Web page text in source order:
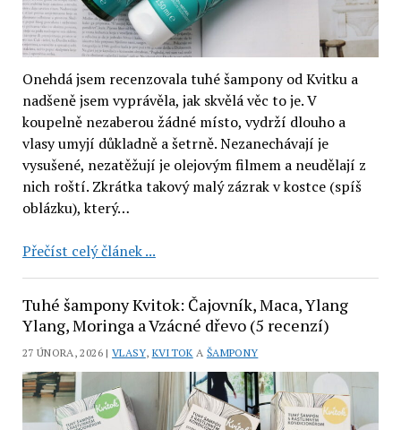
Onehdá jsem recenzovala tuhé šampony od Kvitku a
nadšeně jsem vyprávěla, jak skvělá věc to je. V
koupelně nezaberou žádné místo, vydrží dlouho a
vlasy umyjí důkladně a šetrně. Nezanechávají je
vysušené, nezatěžují je olejovým filmem a neudělají z
nich roští. Zkrátka takový malý zázrak v kostce (spíš
oblázku), který…
Přečíst celý článek ...Weleda:
šampon
a
kondicionér
(2
recenze)
Tuhé šampony Kvitok: Čajovník, Maca, Ylang
Ylang, Moringa a Vzácné dřevo (5 recenzí)
27 ÚNORA, 2026 |VLASY, KVITOK A ŠAMPONY